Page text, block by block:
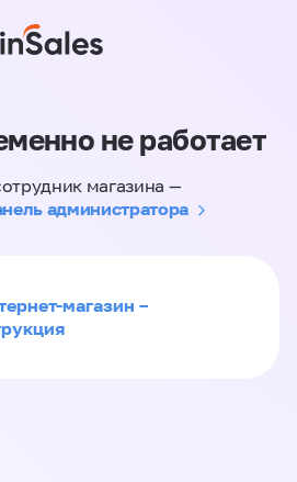
не работает
магазина —
администратора
магазин –